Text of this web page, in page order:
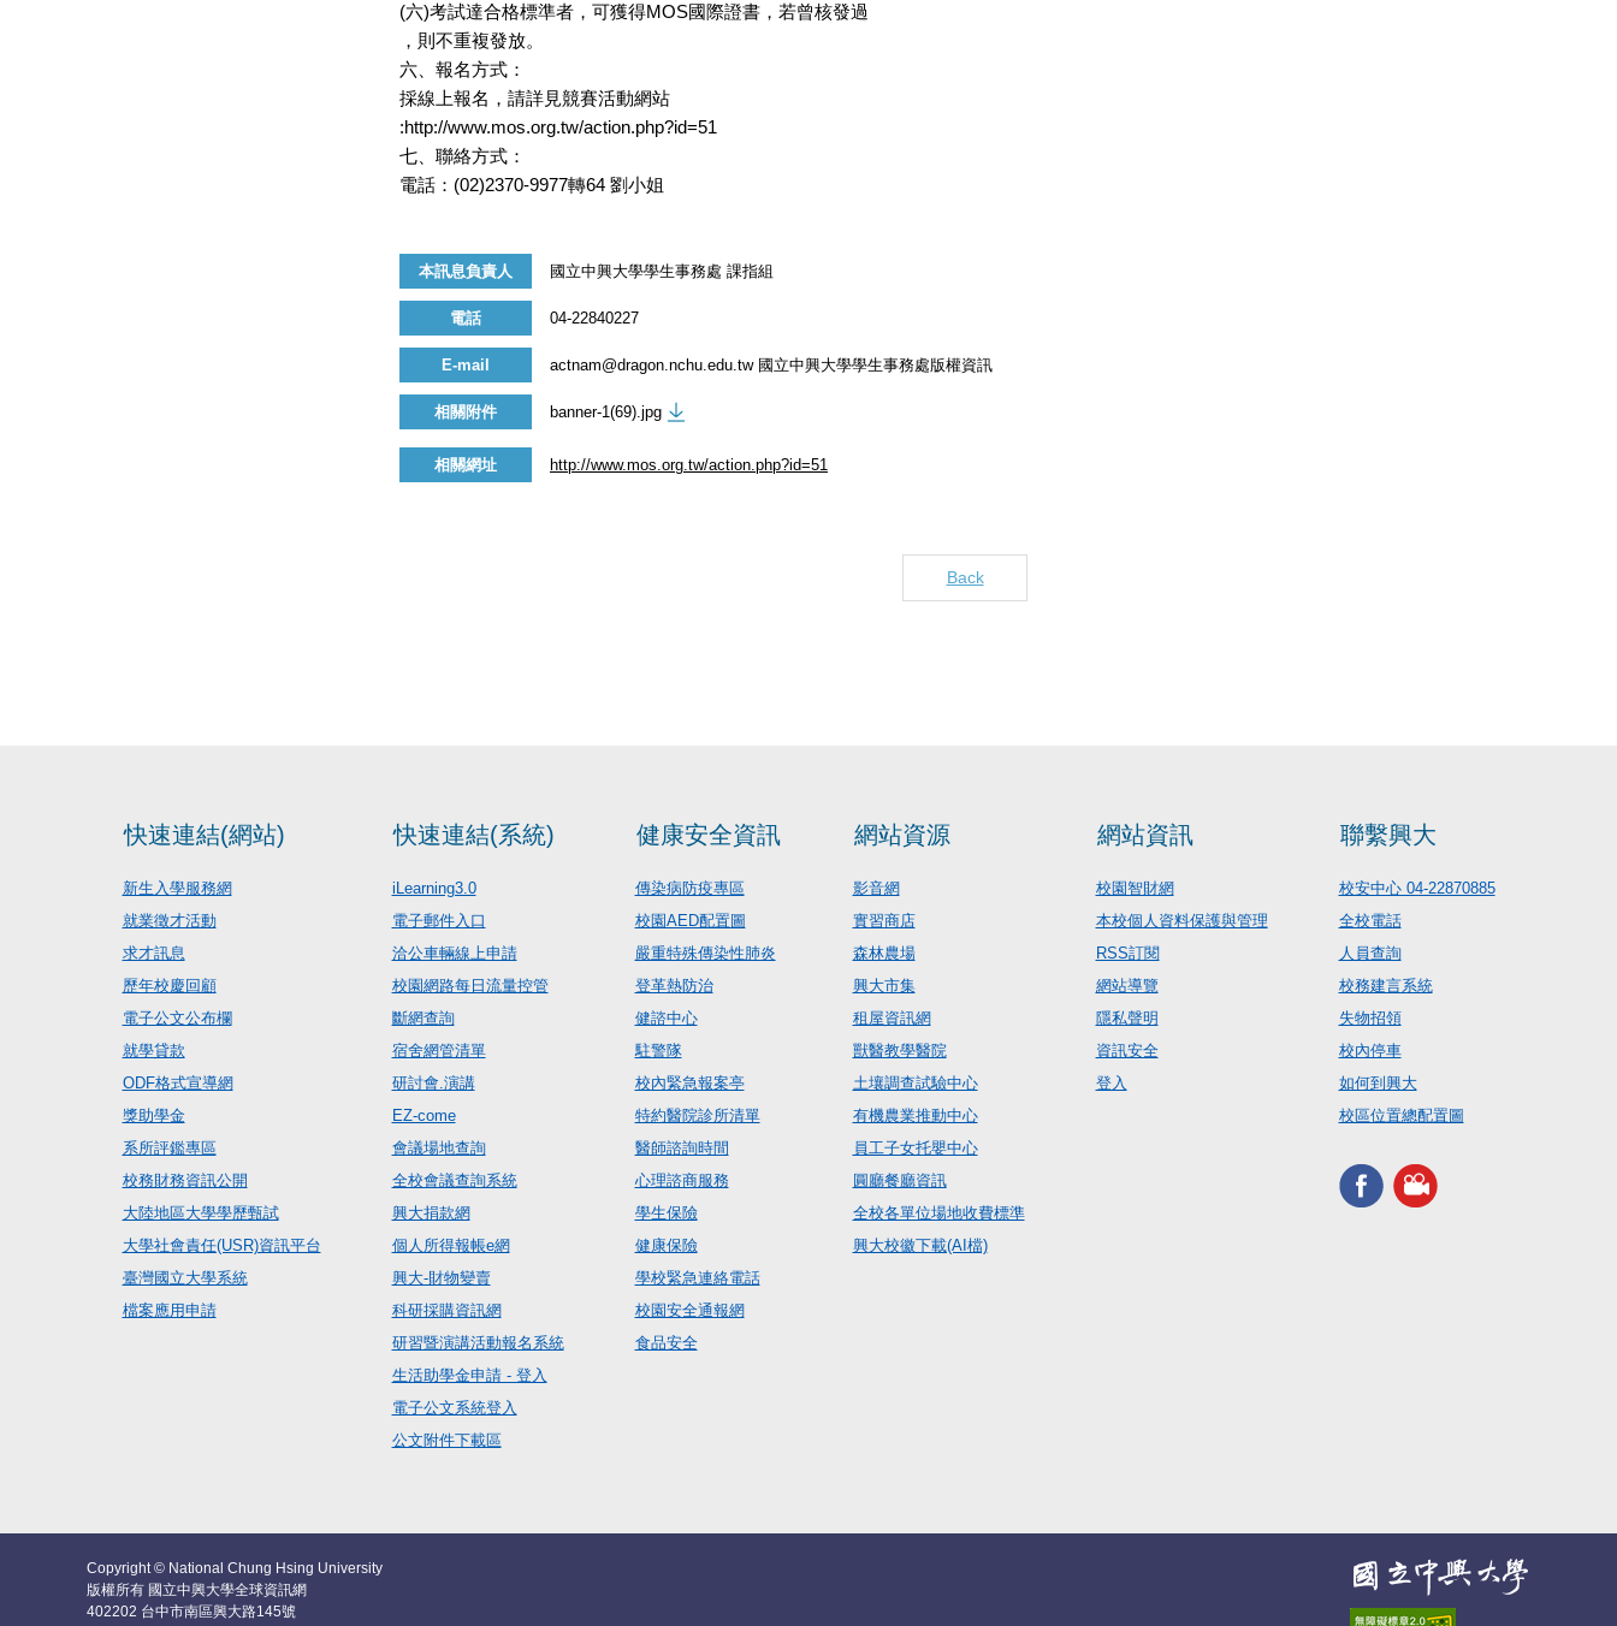
(六)考試達合格標準者，可獲得MOS國際證書，若曾核發過
，則不重複發放。
六、報名方式：
採線上報名，請詳見競賽活動網站
:http://www.mos.org.tw/action.php?id=51
七、聯絡方式：
電話：(02)2370-9977轉64 劉小姐
本訊息負責人 國立中興大學學生事務處 課指組
電話 04-22840227
E-mail actnam@dragon.nchu.edu.tw 國立中興大學學生事務處版權資訊
相關附件 banner-1(69).jpg
相關網址 http://www.mos.org.tw/action.php?id=51
Back
快速連結(網站)
新生入學服務網
就業徵才活動
求才訊息
歷年校慶回顧
電子公文公布欄
就學貸款
ODF格式宣導網
獎助學金
系所評鑑專區
校務財務資訊公開
大陸地區大學學歷甄試
大學社會責任(USR)資訊平台
臺灣國立大學系統
檔案應用申請
快速連結(系統)
iLearning3.0
電子郵件入口
洽公車輛線上申請
校園網路每日流量控管
斷網查詢
宿舍網管清單
研討會.演講
EZ-come
會議場地查詢
全校會議查詢系統
興大捐款網
個人所得報帳e網
興大-財物變賣
科研採購資訊網
研習暨演講活動報名系統
生活助學金申請 - 登入
電子公文系統登入
公文附件下載區
健康安全資訊
傳染病防疫專區
校園AED配置圖
嚴重特殊傳染性肺炎
登革熱防治
健諮中心
駐警隊
校內緊急報案亭
特約醫院診所清單
醫師諮詢時間
心理諮商服務
學生保險
健康保險
學校緊急連絡電話
校園安全通報網
食品安全
網站資源
影音網
實習商店
森林農場
興大市集
租屋資訊網
獸醫教學醫院
土壤調查試驗中心
有機農業推動中心
員工子女托嬰中心
圓廳餐廳資訊
全校各單位場地收費標準
興大校徽下載(AI檔)
網站資訊
校園智財網
本校個人資料保護與管理
RSS訂閱
網站導覽
隱私聲明
資訊安全
登入
聯繫興大
校安中心 04-22870885
全校電話
人員查詢
校務建言系統
失物招領
校內停車
如何到興大
校區位置總配置圖
Copyright © National Chung Hsing University
版權所有 國立中興大學全球資訊網
402202 台中市南區興大路145號